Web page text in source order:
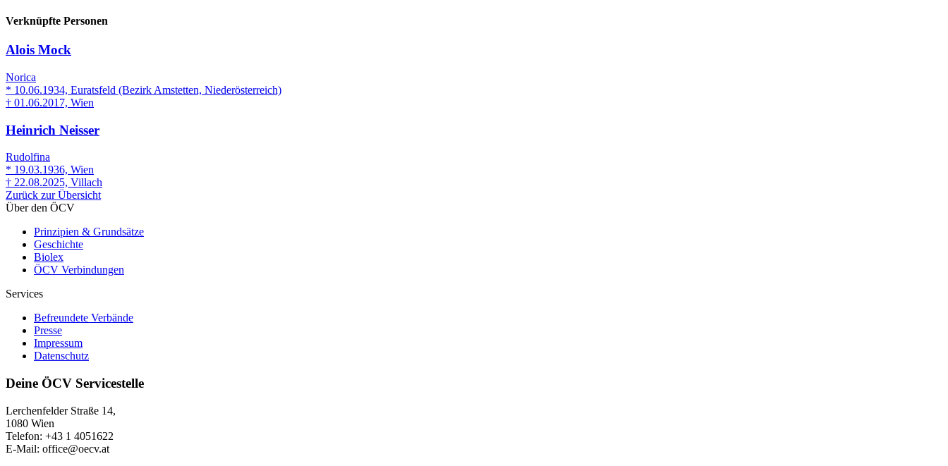
Verknüpfte Personen
Alois Mock
Norica
* 10.06.1934, Euratsfeld (Bezirk Amstetten, Niederösterreich)
† 01.06.2017, Wien
Heinrich Neisser
Rudolfina
* 19.03.1936, Wien
† 22.08.2025, Villach
Zurück zur Übersicht
Über den ÖCV
Prinzipien & Grundsätze
Geschichte
Biolex
ÖCV Verbindungen
Services
Befreundete Verbände
Presse
Impressum
Datenschutz
Deine ÖCV Servicestelle
Lerchenfelder Straße 14,
1080 Wien
Telefon: +43 1 4051622
E-Mail: office@oecv.at